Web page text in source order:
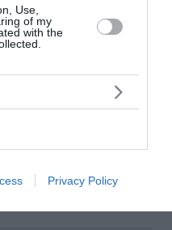
Use,
of my
with the
Privacy Policy
Οι προετοιμασίες
Μητσοτάκη και ο
την επίσκεψη του
για τα εγκαίνια της